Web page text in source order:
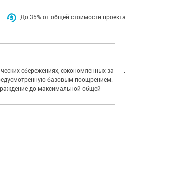
До 35% от общей стоимости проекта
сбережениях, сэкономленных за
базовым поощрением.
до максимальной общей
.